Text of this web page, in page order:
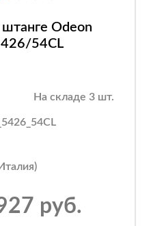
Odeon
54CL
На складе 3 шт.
руб.